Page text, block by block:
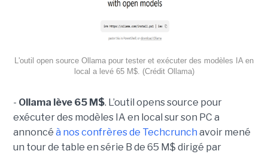
L'outil open source Ollama pour tester et exécuter des modèles IA en
local a levé 65 M$. (Crédit Ollama)
- Ollama lève 65 M$. L’outil opens source pour
exécuter des modèles IA en local sur son PC a
annoncé à nos confrères de Techcrunch avoir mené
un tour de table en série B de 65 M$ dirigé par